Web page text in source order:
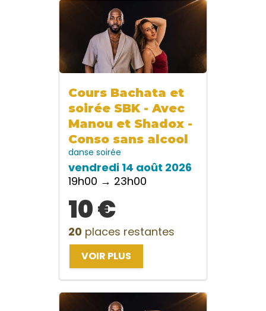
Cours Bachata et
soirée SBK - Avec
Manou et Shadox -
Conso sans alcool
danse soirée
vendredi 14 août 2026
19h00 → 23h00
10 €
20 places restantes
VOIR PLUS